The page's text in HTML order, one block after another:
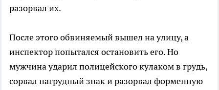
разорвал их.
После этого обвиняемый вышел на улицу, а
инспектор попытался остановить его. Но
мужчина ударил полицейского кулаком в грудь,
сорвал нагрудный знак и разорвал форменную